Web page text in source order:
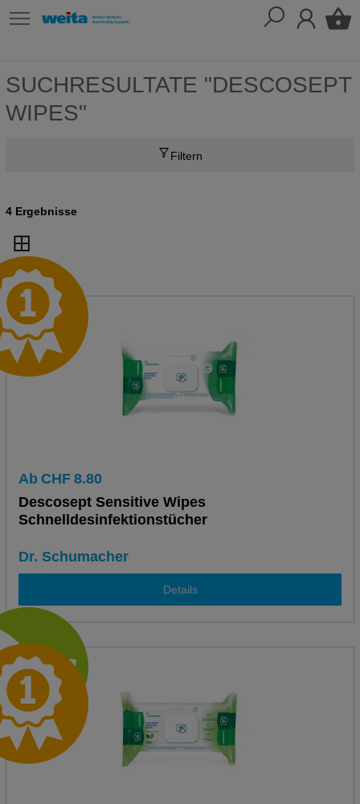
SUCHRESULTATE "DESCOSEPT
WIPES"
Filtern
4 Ergebnisse
Ab CHF 8.80
Descosept Sensitive Wipes
Schnelldesinfektionstücher
Dr. Schumacher
Details